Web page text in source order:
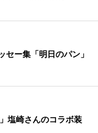
セー集「明日のパン」
塩崎さんのコラボ装